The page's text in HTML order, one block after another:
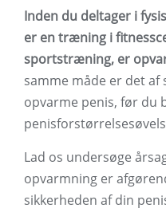
Inden du deltager i
er en træning i
sportstræning, er
samme måde er det
opvarme penis, før du
Lad os undersøge
opvarmning er
sikkerheden af ​​din